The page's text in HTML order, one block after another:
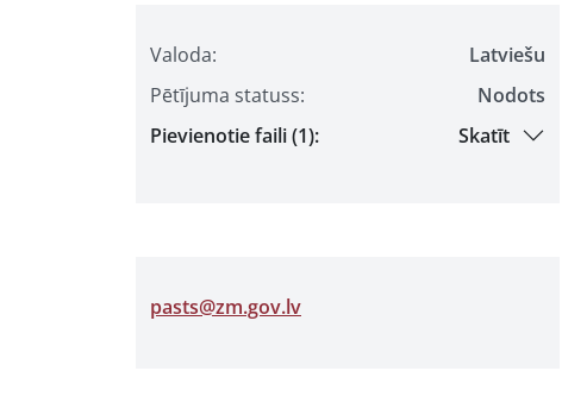
Valoda:
Latviešu
Pētījuma statuss:
Nodots
Pievienotie faili (1):
Skatīt
pasts@zm.gov.lv